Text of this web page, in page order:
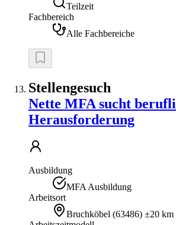
Teilzeit
Fachbereich
Alle Fachbereiche
Stellengesuch
Nette MFA sucht
Herausforderung
Ausbildung
MFA Ausbildung
Arbeitsort
Bruchköbel (63486) ±20 km